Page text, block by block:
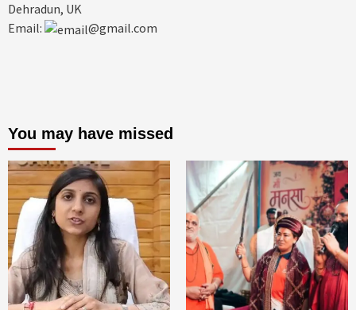
Dehradun, UK
Email:
@gmail.com
You may have missed